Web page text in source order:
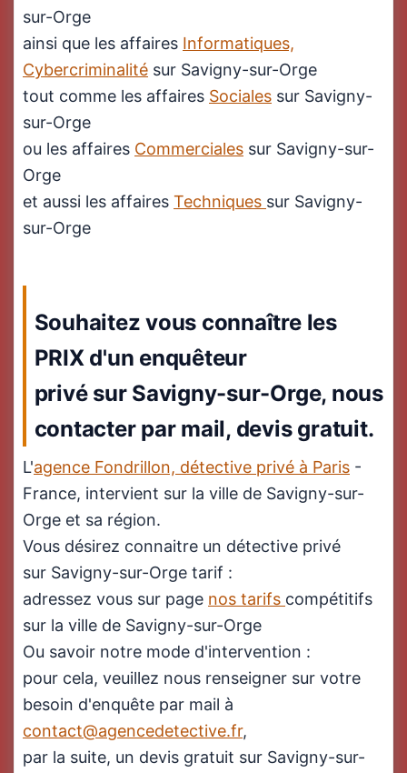
sur-Orge
ainsi que les affaires Informatiques,
Cybercriminalité sur Savigny-sur-Orge
tout comme les affaires Sociales sur Savigny-
sur-Orge
ou les affaires Commerciales sur Savigny-sur-
Orge
et aussi les affaires Techniques sur Savigny-
sur-Orge
Souhaitez vous connaître les
PRIX d'un enquêteur
privé sur Savigny-sur-Orge, nous
contacter par mail, devis gratuit.
L'agence Fondrillon, détective privé à Paris -
France, intervient sur la ville de Savigny-sur-
Orge et sa région.
Vous désirez connaitre un détective privé
sur Savigny-sur-Orge tarif :
adressez vous sur page nos tarifs compétitifs
sur la ville de Savigny-sur-Orge
Ou savoir notre mode d'intervention :
pour cela, veuillez nous renseigner sur votre
besoin d'enquête par mail à
contact@agencedetective.fr,
par la suite, un devis gratuit sur Savigny-sur-